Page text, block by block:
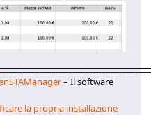
– Il software
la propria installazione